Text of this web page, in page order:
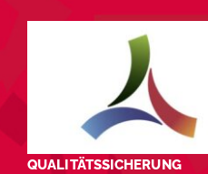
QUALITÄTSSICHERUNG